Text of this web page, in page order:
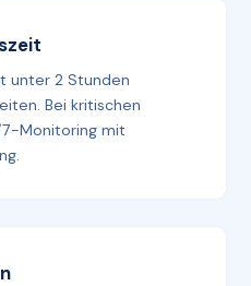
unter 2 Stunden
Bei kritischen
Monitoring mit